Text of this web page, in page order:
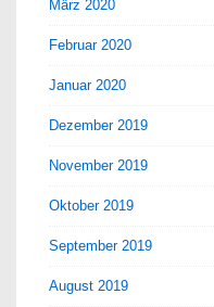
März 2020
Februar 2020
Januar 2020
Dezember 2019
November 2019
Oktober 2019
September 2019
August 2019